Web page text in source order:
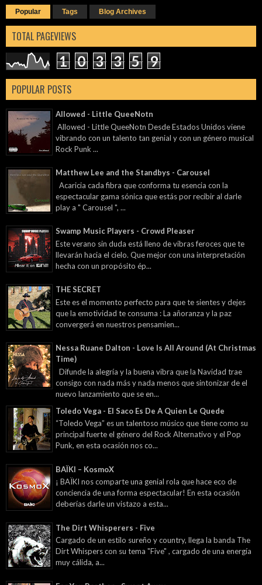
Popular Tags Blog Archives
TOTAL PAGEVIEWS
1 0 3 3 5 9
POPULAR POSTS
Allowed - Little QueeNotn
Allowed - Little QueeNotn Desde Estados Unidos viene
vibrando con un talento tan genial y con un género musical
Rock Punk ...
Matthew Lee and the Standbys - Carousel
Acaricia cada fibra que conforma tu esencia con la
espectacular gama sónica que estás por recibir al darle
play a " Carousel ", ...
Swamp Music Players - Crowd Pleaser
Este verano sin duda está lleno de vibras feroces que te
llevarán hacia el cielo. Que mejor con una interpretación
hecha con un propósito ép...
THE SECRET
Este es el momento perfecto para que te sientes y dejes
que la emotividad te consuma : La añoranza y la paz
convergerá en nuestros pensamien...
Nessa Ruane Dalton - Love Is All Around (At Christmas
Time)
Difunde la alegría y la buena vibra que la Navidad trae
consigo con nada más y nada menos que sintonizar de el
nuevo lanzamiento que se en...
Toledo Vega - El Saco Es De A Quien Le Quede
“Toledo Vega” es un talentoso músico que tiene como su
principal fuerte el género del Rock Alternativo y el Pop
Punk, en esta ocasión nos co...
BAÏKI – KosmoX
¡ BAÏKI nos comparte una genial rola que hace eco de
conciencia de una forma espectacular! En esta ocasión
deberías darle un vistazo a esta...
The Dirt Whisperers - Five
Cargado de un estilo sureño y country, llega la banda The
Dirt Whispers con su tema "Five" , cargado de una energía
muy cálida, a...